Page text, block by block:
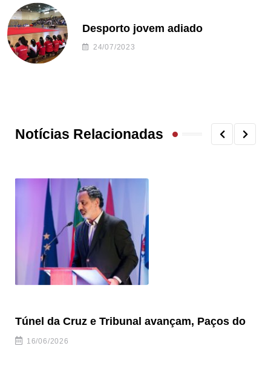
Desporto jovem adiado
24/07/2023
Notícias Relacionadas
Túnel da Cruz e Tribunal avançam, Paços do
16/06/2026